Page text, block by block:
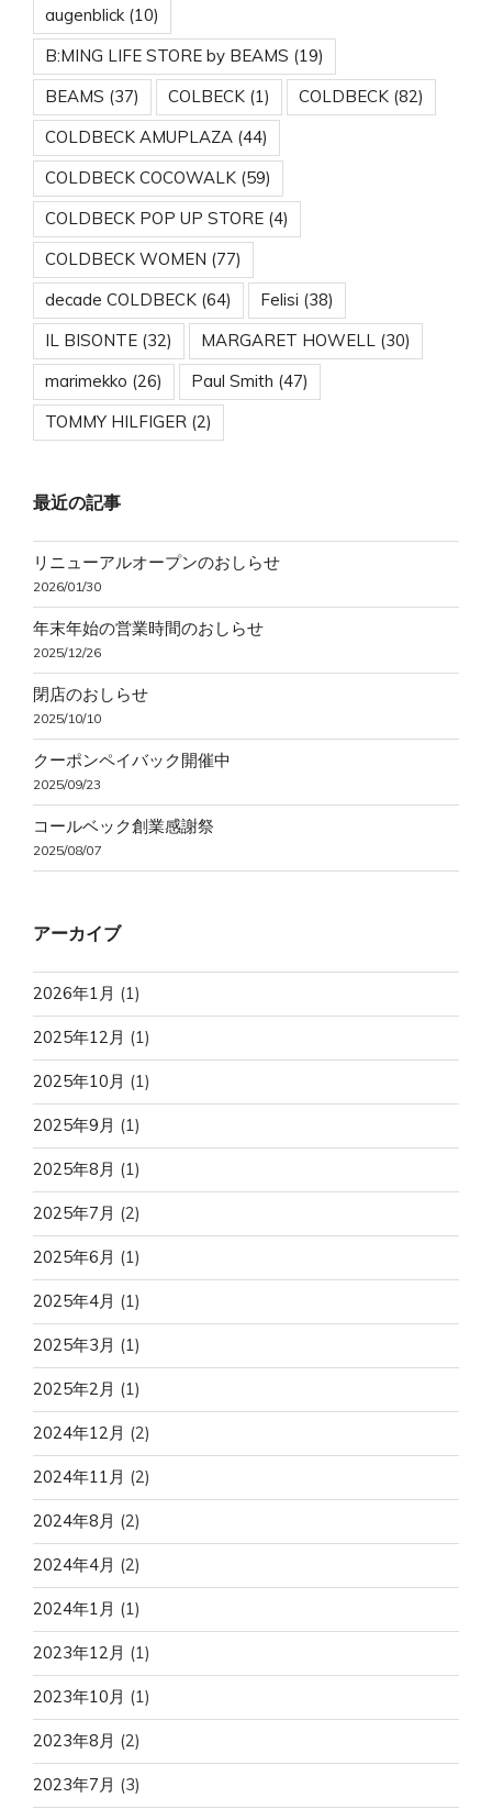
augenblick(10)
B:MING LIFE STORE by BEAMS (19)
BEAMS (37) COLBECK (1) COLDBECK (82)
COLDBECK AMUPLAZA (44)
COLDBECK COCOWALK (59)
COLDBECK POP UP STORE (4)
COLDBECK WOMEN (77)
decade COLDBECK (64) Felisi (38)
IL BISONTE (32) MARGARET HOWELL (30)
marimekko (26) Paul Smith (47)
TOMMY HILFIGER (2)
最近の記事
リニューアルオープンのおしらせ
2026/01/30
年末年始の営業時間のおしらせ
2025/12/26
閉店のおしらせ
2025/10/10
クーポンペイバック開催中
2025/09/23
コールベック創業感謝祭
2025/08/07
アーカイブ
2026年1月 (1)
2025年12月 (1)
2025年10月 (1)
2025年9月 (1)
2025年8月 (1)
2025年7月 (2)
2025年6月 (1)
2025年4月 (1)
2025年3月 (1)
2025年2月 (1)
2024年12月 (2)
2024年11月 (2)
2024年8月 (2)
2024年4月 (2)
2024年1月 (1)
2023年12月 (1)
2023年10月 (1)
2023年8月 (2)
2023年7月 (3)